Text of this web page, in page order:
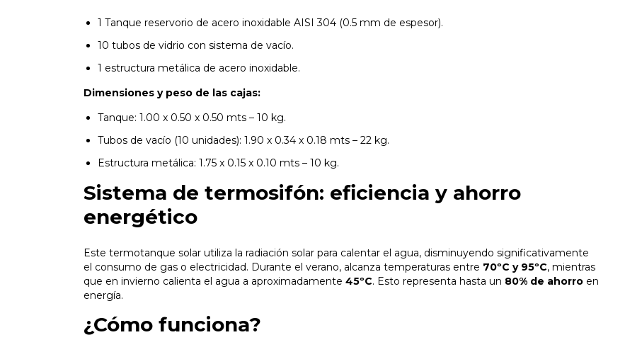
1 Tanque reservorio de acero inoxidable AISI 304 (0.5 mm de espesor).
10 tubos de vidrio con sistema de vacío.
1 estructura metálica de acero inoxidable.
Dimensiones y peso de las cajas:
Tanque: 1.00 x 0.50 x 0.50 mts – 10 kg.
Tubos de vacío (10 unidades): 1.90 x 0.34 x 0.18 mts – 22 kg.
Estructura metálica: 1.75 x 0.15 x 0.10 mts – 10 kg.
Sistema de termosifón: eficiencia y ahorro
energético
Este termotanque solar utiliza la radiación solar para calentar el agua, disminuyendo significativamente
el consumo de gas o electricidad. Durante el verano, alcanza temperaturas entre 70ºC y 95ºC, mientras
que en invierno calienta el agua a aproximadamente 45ºC. Esto representa hasta un 80% de ahorro en
energía.
¿Cómo funciona?